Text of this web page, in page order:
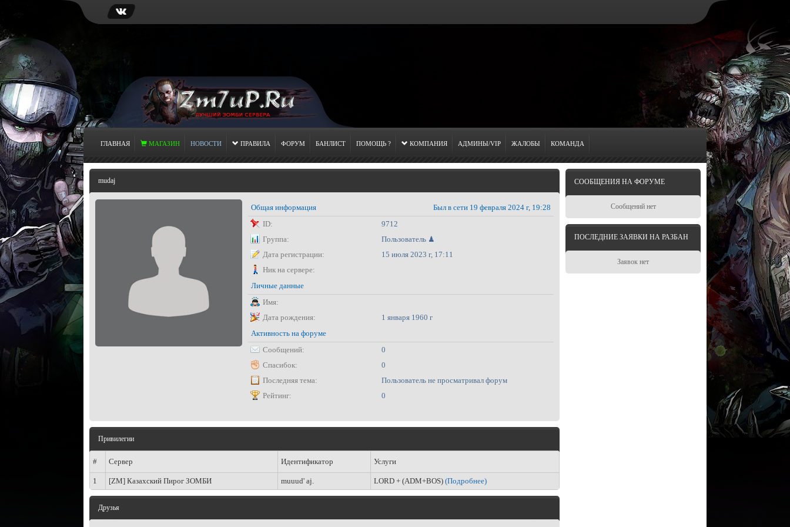
ГЛАВНАЯ МАГАЗИН НОВОСТИ ПРАВИЛА ФОРУМ БАНЛИСТ ПОМОЩЬ ? КОМПАНИЯ АДМИНЫ/VIP ЖАЛОБЫ КОМАНДА
mudaj
Общая информация
Был в сети 19 февраля 2024 г, 19:28
ID:
9712
Группа:
Пользователь ♟
Дата регистрации:
15 июля 2023 г, 17:11
Ник на сервере:
Личные данные
Имя:
Дата рождения:
1 января 1960 г
Активность на форуме
Сообщений:
0
Спасибок:
0
Последняя тема:
Пользователь не просматривал форум
Рейтинг:
0
Привилегии
# Сервер Идентификатор Услуги
1 [ZM] Казахский Пирог ЗОМБИ muuud' aj. LORD + (ADM+BOS) (Подробнее)
Друзья
СООБЩЕНИЯ НА ФОРУМЕ
Сообщений нет
ПОСЛЕДНИЕ ЗАЯВКИ НА РАЗБАН
Заявок нет